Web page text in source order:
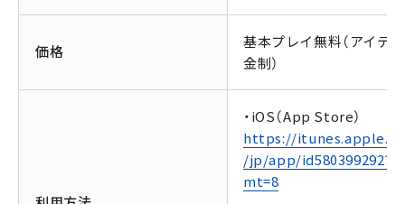
価格
基本プレイ無料（アイテ
金制）
・iOS（App Store）
https://
/jp/app/id580399292?
mt=8